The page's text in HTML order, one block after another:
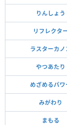
りんしょう
リフレクタ
ラスターカノ
やつあたり
めざめるパワ
みがわり
まもる